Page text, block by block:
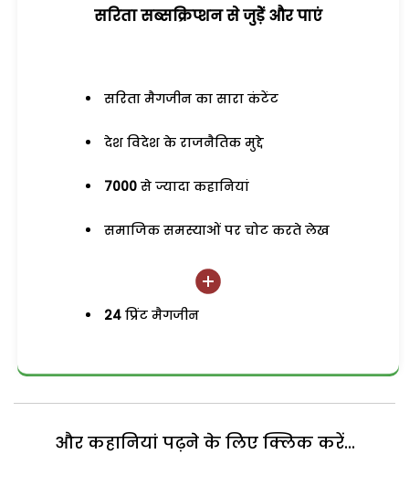
सरिता सब्सक्रिप्शन से जुड़ेें और पाएं
सरिता मैगजीन का सारा कंटेंट
देश विदेश के राजनैतिक मुद्दे
7000 से ज्यादा कहानियां
समाजिक समस्याओं पर चोट करते लेख
24 प्रिंट मैगजीन
और कहानियां पढ़ने के लिए क्लिक करें...